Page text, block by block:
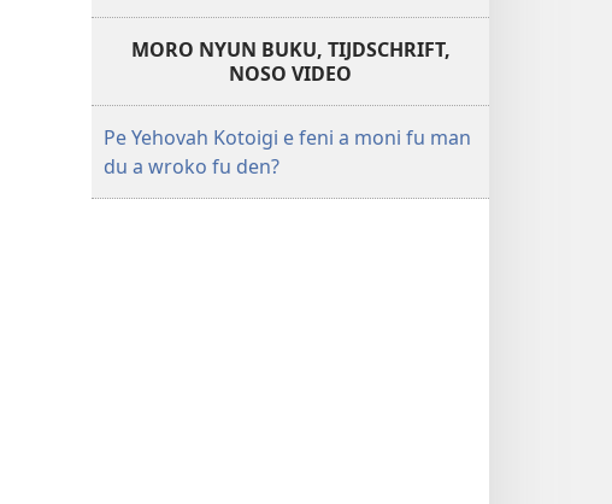
MORO NYUN BUKU, TIJDSCHRIFT,
NOSO VIDEO
Pe Yehovah Kotoigi e feni a moni fu man
du a wroko fu den?